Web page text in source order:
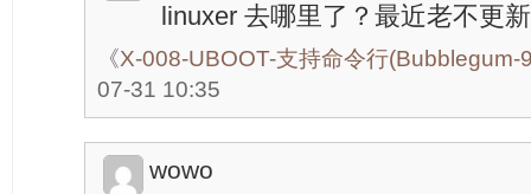
linuxer 去哪里了？最近老不更
《X-008-UBOOT-支持命令行(Bubblegum-
07-31 10:35
wowo